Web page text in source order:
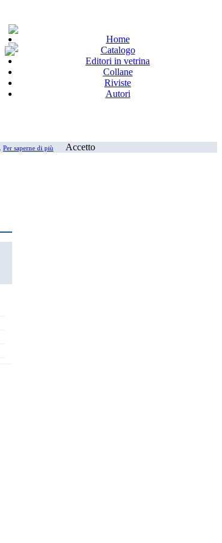
Home
Catalogo
Editori in vetrina
Collane
Riviste
Autori
Per saperne di più Accetto